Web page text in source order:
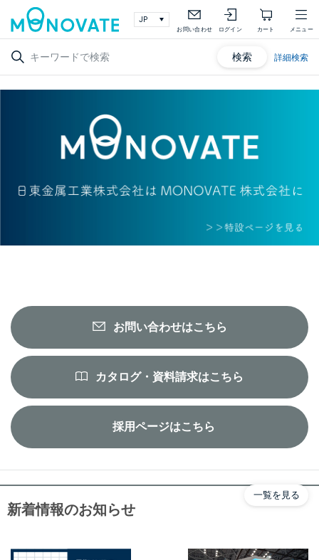
お問い合わせ ログイン カート メニュー
検索 詳細検索
お問い合わせはこちら
カタログ・資料請求はこちら
採用ページはこちら
新着情報のお知らせ
一覧を見る